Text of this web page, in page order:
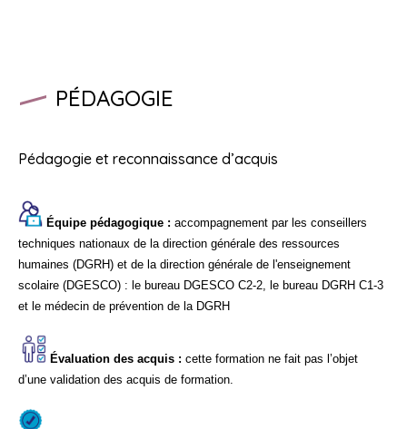
PÉDAGOGIE
Pédagogie et reconnaissance d’acquis
Équipe pédagogique : accompagnement par les conseillers
techniques nationaux de la direction générale des ressources
humaines (DGRH) et de la direction générale de l'enseignement
scolaire (DGESCO) : le bureau DGESCO C2-2, le bureau DGRH C1-3
et le médecin de prévention de la DGRH
Évaluation des acquis : cette formation ne fait pas l’objet
d’une validation des acquis de formation.